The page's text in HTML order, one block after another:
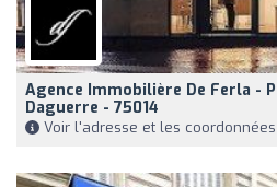
Agence Immobilière De Ferla -
Daguerre - 75014
Voir l'adresse et les coordonnées